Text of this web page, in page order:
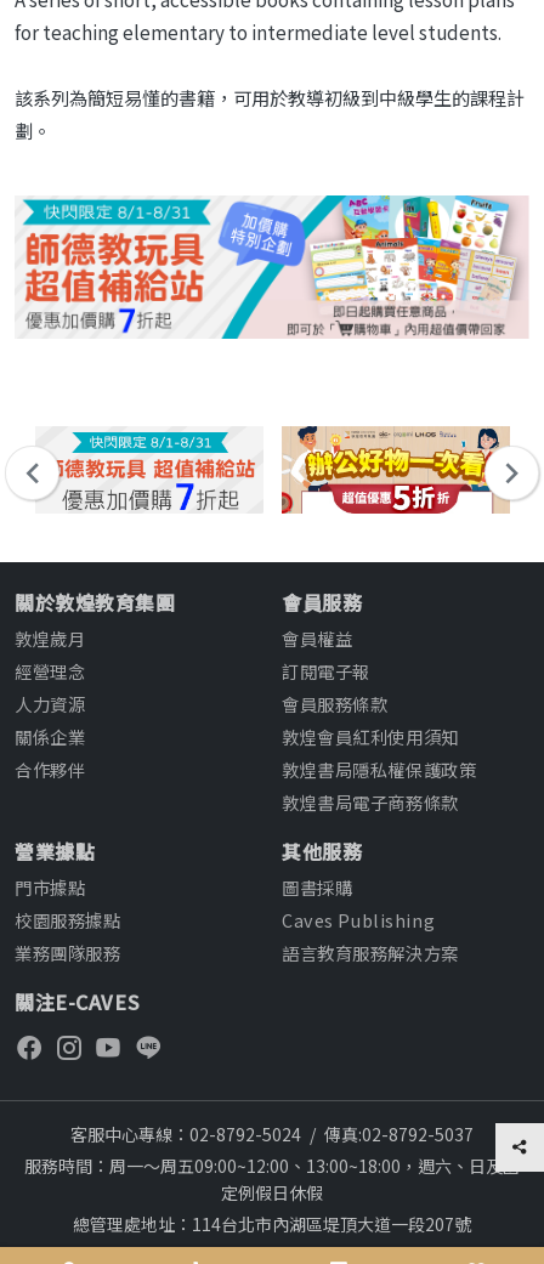
for teaching elementary to intermediate level students.
該系列為簡短易懂的書籍，可用於教導初級到中級學生的課程計
劃。
關於敦煌教育集團
敦煌歲月
經營理念
人力資源
關係企業
合作夥伴
會員服務
會員權益
訂閱電子報
會員服務條款
敦煌會員紅利使用須知
敦煌書局隱私權保護政策
敦煌書局電子商務條款
營業據點
門市據點
校園服務據點
業務團隊服務
其他服務
圖書採購
Caves Publishing
語言教育服務解決方案
關注E-CAVES
客服中心專線：02-8792-5024 / 傳真:02-8792-5037
服務時間：周一～周五09:00~12:00、13:00~18:00，週六、日及國
定例假日休假
總管理處地址：114台北市內湖區堤頂大道一段207號
本網站建議採用chrome瀏覽器,瀏覽更順暢